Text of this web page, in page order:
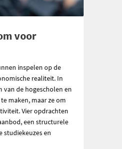
voor
inspelen op de
realiteit. In
van de hogescholen en
maken, maar ze om
Vier opdrachten
een structurele
studiekeuzes en